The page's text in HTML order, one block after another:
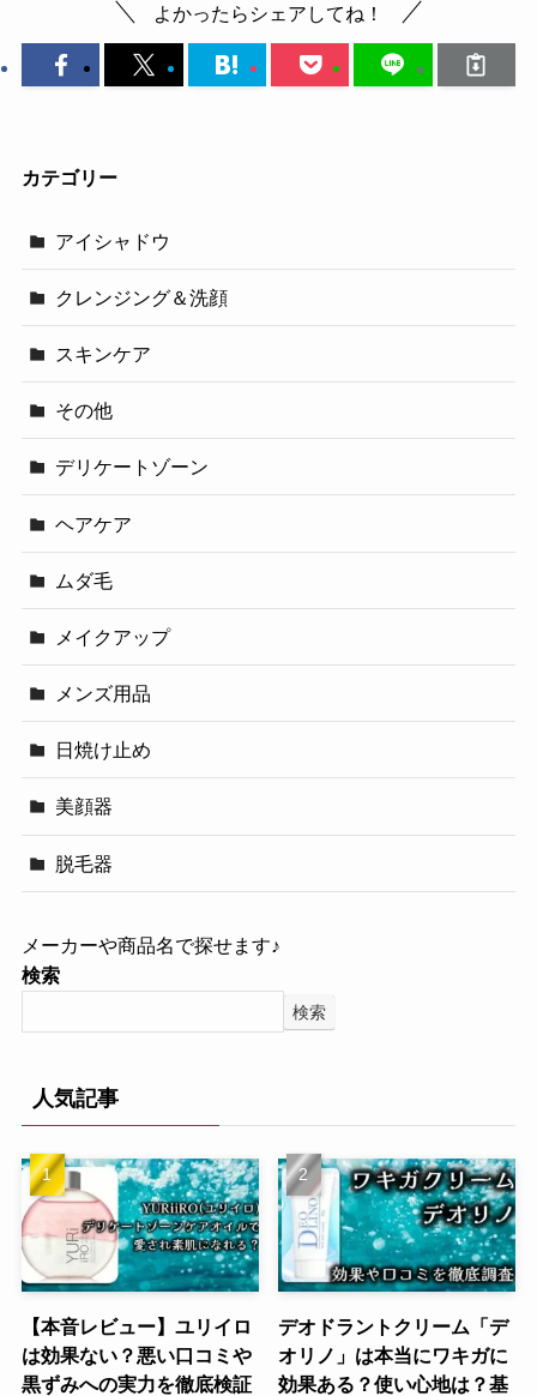
よかったらシェアしてね！
カテゴリー
アイシャドウ
クレンジング＆洗顔
スキンケア
その他
デリケートゾーン
ヘアケア
ムダ毛
メイクアップ
メンズ用品
日焼け止め
美顔器
脱毛器
メーカーや商品名で探せます♪
検索
検索
人気記事
【本音レビュー】ユリイロ
は効果ない？悪い口コミや
黒ずみへの実力を徹底検証
デオドラントクリーム「デ
オリノ」は本当にワキガに
効果ある？使い心地は？基